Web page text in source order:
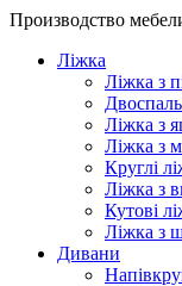
Производство
Ліжка
Ліжка з
Ліжка з
Ліжка з
Круглі
Ліжка з
Кутові
Ліжка з
Дивани